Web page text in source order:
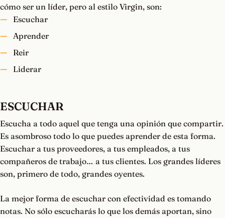
cómo ser un líder, pero al estilo Virgin, son:
Escuchar
Aprender
Reir
Liderar
ESCUCHAR
Escucha a todo aquel que tenga una opinión que compartir.
Es asombroso todo lo que puedes aprender de esta forma.
Escuchar a tus proveedores, a tus empleados, a tus
compañeros de trabajo… a tus clientes. Los grandes líderes
son, primero de todo, grandes oyentes.
La mejor forma de escuchar con efectividad es tomando
notas. No sólo escucharás lo que los demás aportan, sino